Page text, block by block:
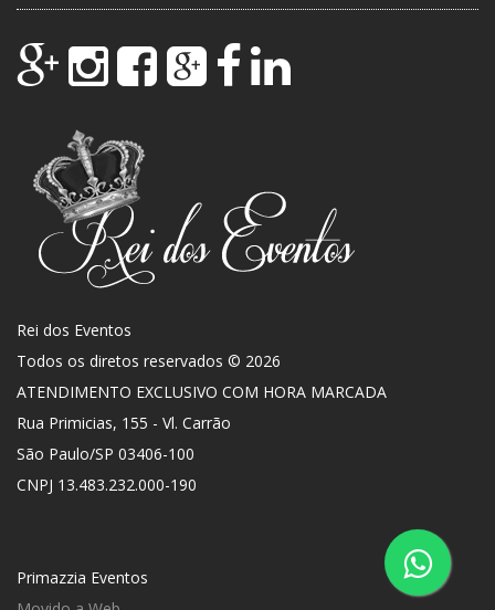
Rei dos Eventos
Todos os diretos reservados © 2026
ATENDIMENTO EXCLUSIVO COM HORA MARCADA
Rua Primicias, 155 - Vl. Carrão
São Paulo/SP 03406-100
CNPJ 13.483.232.000-190
Primazzia Eventos